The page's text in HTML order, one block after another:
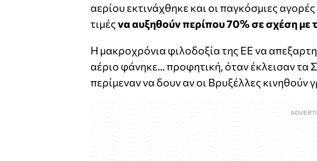
αερίου εκτινάχθηκε και οι παγκόσμιες
τιμέςνα αυξηθούν περίπου 70% σε σχέση με
Η μακροχρόνια φιλοδοξία της ΕΕ να
αέριο φάνηκε... προφητική, όταν έκλεισαν τα
περίμεναν να δουν αν οι Βρυξέλλες κινηθούν